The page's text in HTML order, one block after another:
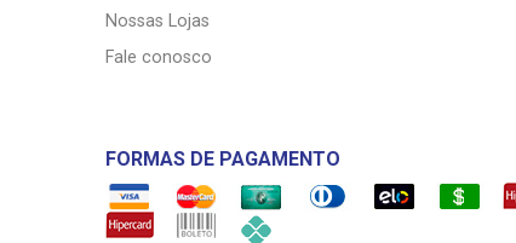
Nossas Lojas
Fale conosco
FORMAS DE PAGAMENTO